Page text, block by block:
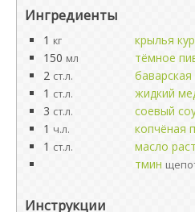
Ингредиенты
1 кг
крылья
150 мл
тёмное
2 ст.л.
баварская
1 ст.л.
жидкий
3 ст.л.
соевый
1 ч.л.
копчёная
1 ст.л.
масло
тмин
Инструкции